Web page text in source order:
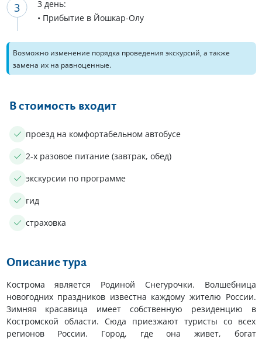
3 день:
• Прибытие в Йошкар-Олу
Возможно изменение порядка проведения экскурсий, а также
замена их на равноценные.
В стоимость входит
проезд на комфортабельном автобусе
2-х разовое питание (завтрак, обед)
экскурсии по программе
гид
страховка
Описание тура
Кострома является Родиной Снегурочки. Волшебница
новогодних праздников известна каждому жителю России.
Зимняя красавица имеет собственную резиденцию в
Костромской области. Сюда приезжают туристы со всех
регионов России. Город, где она живет, богат